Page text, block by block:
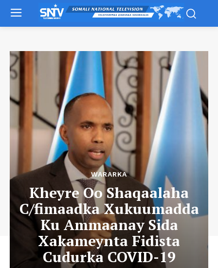
WARARKA
Kheyre Oo Shaqaalaha
C/fimaadka Xukuumadda
Ku Ammaanay Sida
Xakameynta Fidista
Cudurka COVID-19